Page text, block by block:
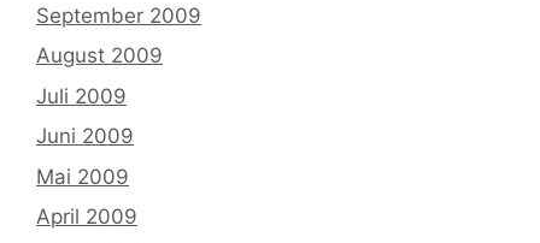
September 2009
August 2009
Juli 2009
Juni 2009
Mai 2009
April 2009